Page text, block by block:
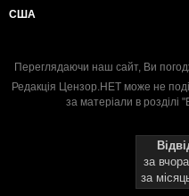
США
Переглядаючи наш сайт, Ви
Редакція Цензор.НЕТ може не
за матеріали в розділі
за вчора
за